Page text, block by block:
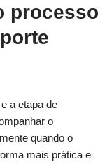
processo
a etapa de
o
quando o
mais prática e